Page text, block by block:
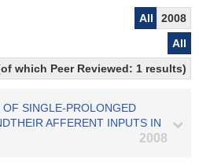
All
2008
All
which Peer Reviewed: 1 results)
SINGLE-PROLONGED
AFFERENT INPUTS IN
2008